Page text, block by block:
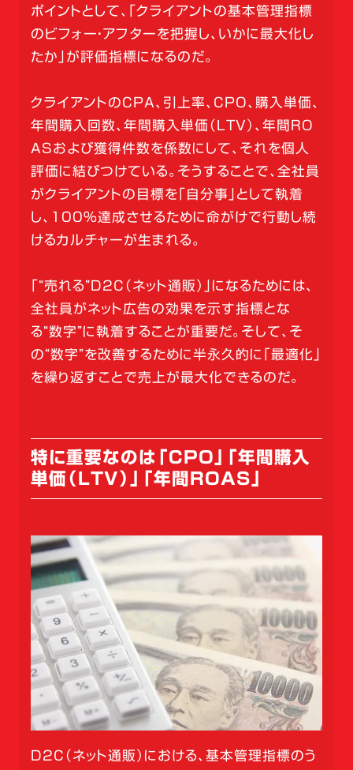
ポイントとして、「クライアントの基本管理指標
のビフォー・アフターを把握し、いかに最大化し
たか」が評価指標になるのだ。
クライアントのCPA、引上率、CPO、購入単価、
年間購入回数、年間購入単価（LTV）、年間RO
ASおよび獲得件数を係数にして、それを個人
評価に結びつけている。そうすることで、全社員
がクライアントの目標を「自分事」として執着
し、100％達成させるために命がけで行動し続
けるカルチャーが生まれる。
「“売れる”D2C（ネット通販）」になるためには、
全社員がネット広告の効果を示す指標とな
る“数字”に執着することが重要だ。そして、そ
の“数字”を改善するために半永久的に「最適化」
を繰り返すことで売上が最大化できるのだ。
特に重要なのは「CPO」「年間購入
単価（LTV）」「年間ROAS」
D2C（ネット通販）における、基本管理指標のう